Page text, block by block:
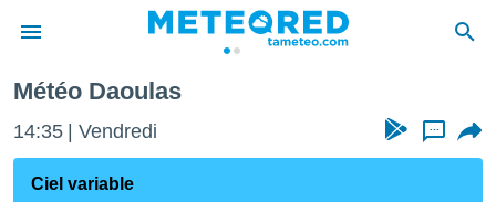
de
Météo Daoulas
14:35 Vendredi ...
Ciel variable